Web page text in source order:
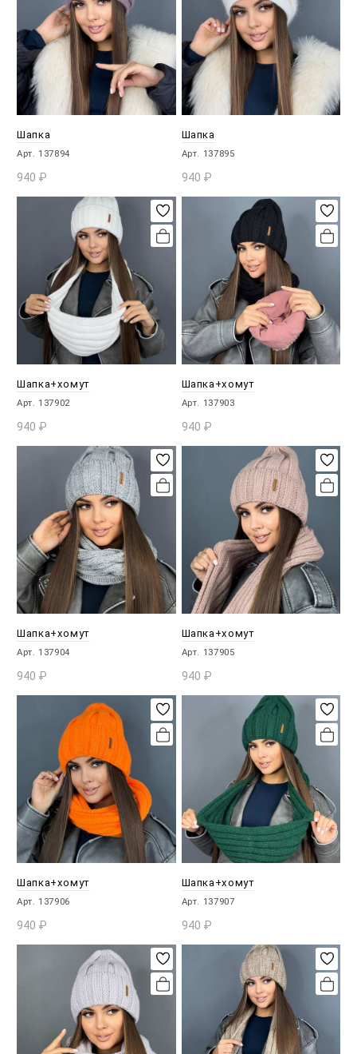
Шапка
Арт. 137894
940 ₽
В КОРЗИНУ
Шапка
Арт. 137895
940 ₽
В КОРЗИНУ
Шапка+хомут
Арт. 137902
940 ₽
В КОРЗИНУ
Шапка+хомут
Арт. 137903
940 ₽
В КОРЗИНУ
Шапка+хомут
Арт. 137904
940 ₽
В КОРЗИНУ
Шапка+хомут
Арт. 137905
940 ₽
В КОРЗИНУ
Шапка+хомут
Арт. 137906
940 ₽
В КОРЗИНУ
Шапка+хомут
Арт. 137907
940 ₽
В КОРЗИНУ